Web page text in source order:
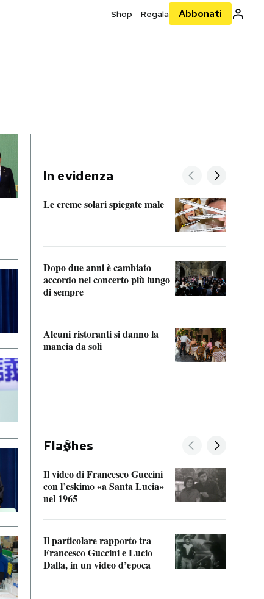
Shop Regala Abbonati
In evidenza
Le creme solari spiegate male
Dopo due anni è cambiato
accordo nel concerto più lungo
di sempre
Alcuni ristoranti si danno la
mancia da soli
Fla hes
Il video di Francesco Guccini
con l’eskimo «a Santa Lucia»
nel 1965
Il particolare rapporto tra
Francesco Guccini e Lucio
Dalla, in un video d’epoca